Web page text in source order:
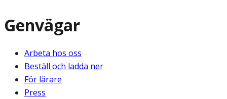
Genvägar
Arbeta hos oss
Beställ och ladda ner
För lärare
Press